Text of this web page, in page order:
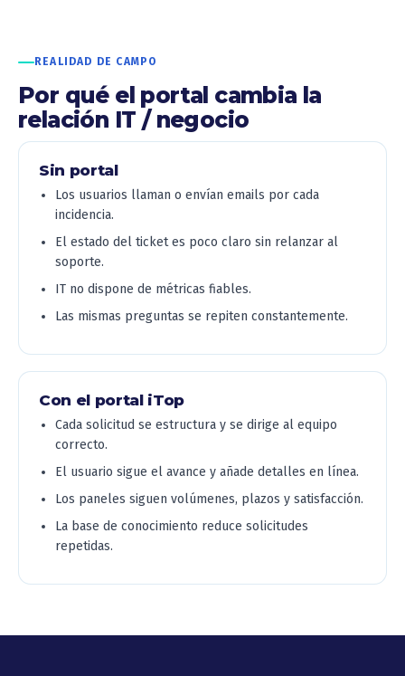
REALIDAD DE CAMPO
Por qué el portal cambia la
relación IT / negocio
Sin portal
Los usuarios llaman o envían emails por cada
incidencia.
El estado del ticket es poco claro sin relanzar al
soporte.
IT no dispone de métricas fiables.
Las mismas preguntas se repiten constantemente.
Con el portal iTop
Cada solicitud se estructura y se dirige al equipo
correcto.
El usuario sigue el avance y añade detalles en línea.
Los paneles siguen volúmenes, plazos y satisfacción.
La base de conocimiento reduce solicitudes
repetidas.